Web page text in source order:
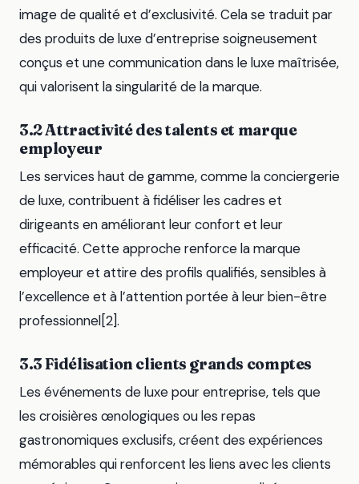
image de qualité et d’exclusivité. Cela se traduit par
des produits de luxe d’entreprise soigneusement
conçus et une communication dans le luxe maîtrisée,
qui valorisent la singularité de la marque.
3.2 Attractivité des talents et marque
employeur
Les services haut de gamme, comme la conciergerie
de luxe, contribuent à fidéliser les cadres et
dirigeants en améliorant leur confort et leur
efficacité. Cette approche renforce la marque
employeur et attire des profils qualifiés, sensibles à
l’excellence et à l’attention portée à leur bien-être
professionnel[2].
3.3 Fidélisation clients grands comptes
Les événements de luxe pour entreprise, tels que
les croisières œnologiques ou les repas
gastronomiques exclusifs, créent des expériences
mémorables qui renforcent les liens avec les clients